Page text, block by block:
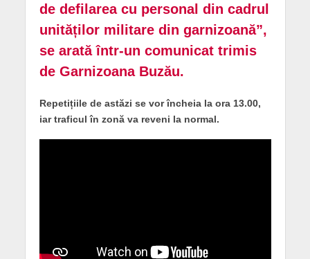
de defilarea cu personal din cadrul
unităților militare din garnizoană”,
se arată într-un comunicat trimis
de Garnizoana Buzău.
Repetițiile de astăzi se vor încheia la ora 13.00,
iar traficul în zonă va reveni la normal.